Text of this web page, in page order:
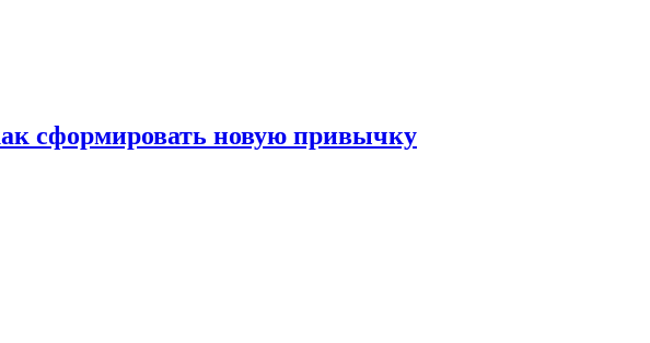
сформировать новую привычку